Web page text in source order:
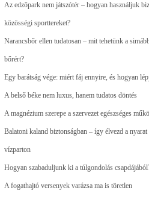
Az edzőpark nem játszótér – hogyan használjuk
közösségi sporttereket?
Narancsbőr ellen tudatosan – mit tehetünk a
bőrért?
Egy barátság vége: miért fáj ennyire, és hogyan
A belső béke nem luxus, hanem tudatos döntés
A magnézium szerepe a szervezet egészséges
Balatoni kaland biztonságban – így élvezd a nyarat
vízparton
Hogyan szabaduljunk ki a túlgondolás
A fogathajtó versenyek varázsa ma is töretlen